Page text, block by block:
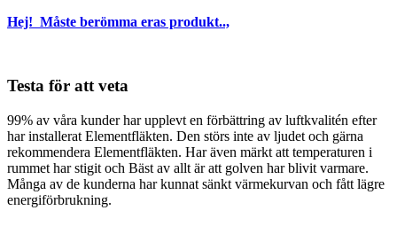
Hej! Måste berömma eras produkt..,
Testa för att veta
99% av våra kunder har upplevt en förbättring av luftkvalitén efter
har installerat Elementfläkten. Den störs inte av ljudet och gärna
rekommendera Elementfläkten. Har även märkt att temperaturen i
rummet har stigit och Bäst av allt är att golven har blivit varmare.
Många av de kunderna har kunnat sänkt värmekurvan och fått lägre
energiförbrukning.